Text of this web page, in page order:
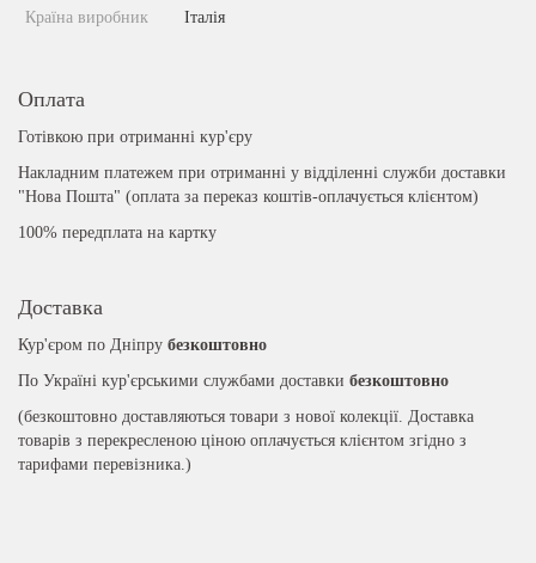
Країна виробник Італія
Оплата
Готівкою при отриманні кур'єру
Накладним платежем при отриманні у відділенні служби доставки
"Нова Пошта" (оплата за переказ коштів-оплачується клієнтом)
100% передплата на картку
Доставка
Кур'єром по Дніпру безкоштовно
По Україні кур'єрськими службами доставки безкоштовно
(безкоштовно доставляються товари з нової колекції. Доставка
товарів з перекресленою ціною оплачується клієнтом згідно з
тарифами перевізника.)